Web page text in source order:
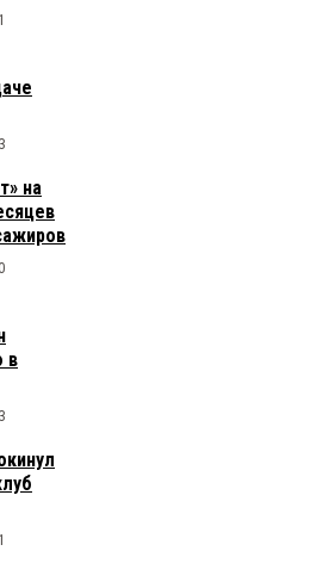
на
в